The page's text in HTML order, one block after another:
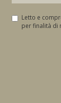
Letto e
per finalità di